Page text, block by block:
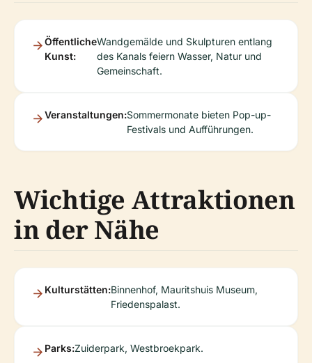
Öffentliche
Kunst:
Wandgemälde und Skulpturen entlang
des Kanals feiern Wasser, Natur und
Gemeinschaft.
Veranstaltungen:Sommermonate bieten Pop-up-
Festivals und Aufführungen.
Wichtige Attraktionen
in der Nähe
Kulturstätten:Binnenhof, Mauritshuis Museum,
Friedenspalast.
Parks:Zuiderpark, Westbroekpark.